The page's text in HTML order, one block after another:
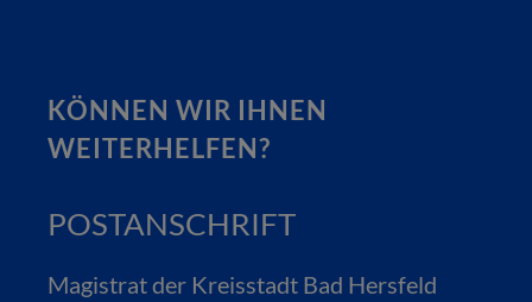
KÖNNEN WIR IHNEN
WEITERHELFEN?
POSTANSCHRIFT
Magistrat der Kreisstadt Bad Hersfeld